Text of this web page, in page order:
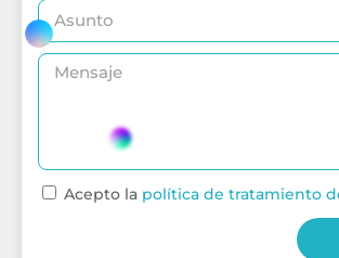
Acepto la política de tratamiento